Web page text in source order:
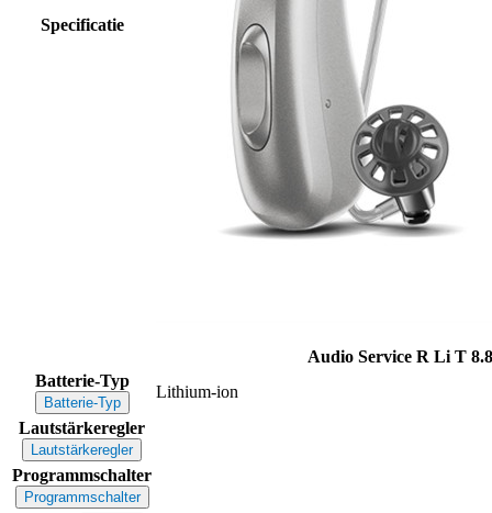
Specificatie
Audio Service R Li T
Batterie-Typ
Batterie-Typ
Lithium-ion
Lautstärkeregler
Lautstärkeregler
Programmschalter
Programmschalter